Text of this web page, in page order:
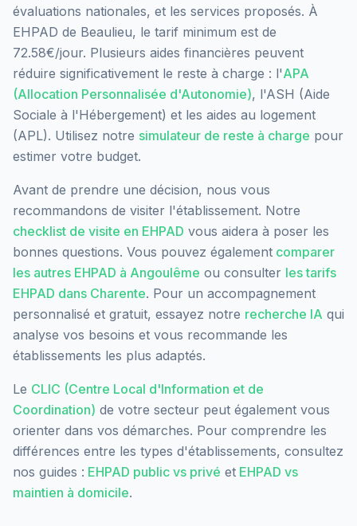
évaluations nationales, et les services proposés. À
EHPAD de Beaulieu, le tarif minimum est de
72.58€/jour. Plusieurs aides financières peuvent
réduire significativement le reste à charge : l'APA
(Allocation Personnalisée d'Autonomie), l'ASH (Aide
Sociale à l'Hébergement) et les aides au logement
(APL). Utilisez notre simulateur de reste à charge pour
estimer votre budget.
Avant de prendre une décision, nous vous
recommandons de visiter l'établissement. Notre
checklist de visite en EHPAD vous aidera à poser les
bonnes questions. Vous pouvez également comparer
les autres EHPAD à Angoulême ou consulter les tarifs
EHPAD dans Charente. Pour un accompagnement
personnalisé et gratuit, essayez notre recherche IA qui
analyse vos besoins et vous recommande les
établissements les plus adaptés.
Le CLIC (Centre Local d'Information et de
Coordination) de votre secteur peut également vous
orienter dans vos démarches. Pour comprendre les
différences entre les types d'établissements, consultez
nos guides : EHPAD public vs privé et EHPAD vs
maintien à domicile.